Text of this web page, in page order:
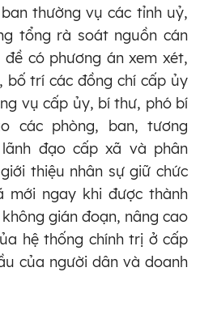
thường vụ các tỉnh uỷ,
tổng rà soát nguồn cán
có phương án xem xét,
bố trí các đồng chí cấp ủy
vụ cấp ủy, bí thư, phó bí
các phòng, ban, tương
đạo cấp xã và phân
thiệu nhân sự giữ chức
mới ngay khi được thành
gián đoạn, nâng cao
hệ thống chính trị ở cấp
của người dân và doanh